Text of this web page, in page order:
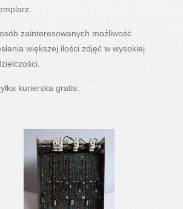
zainteresowanych możliwość
większej ilości zdjęć w wysokiej
kurierska gratis.